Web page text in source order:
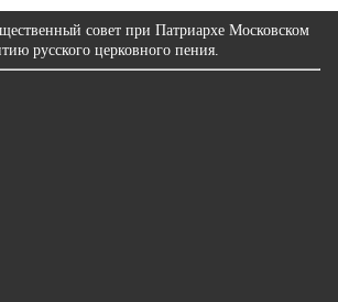
совет при Патриархе Московском
русского церковного пения.